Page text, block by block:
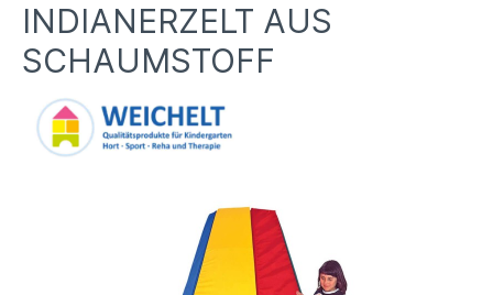
INDIANERZELT AUS
SCHAUMSTOFF